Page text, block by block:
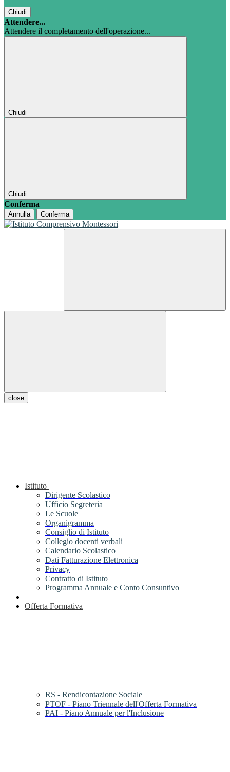
Chiudi
Attendere...
Attendere il completamento dell'operazione...
Chiudi
Chiudi
Conferma
Annulla Conferma
close
Istituto
Dirigente Scolastico
Ufficio Segreteria
Le Scuole
Organigramma
Consiglio di Istituto
Collegio docenti verbali
Calendario Scolastico
Dati Fatturazione Elettronica
Privacy
Contratto di Istituto
Programma Annuale e Conto Consuntivo
Offerta Formativa
RS - Rendicontazione Sociale
PTOF - Piano Triennale dell'Offerta Formativa
PAI - Piano Annuale per l'Inclusione